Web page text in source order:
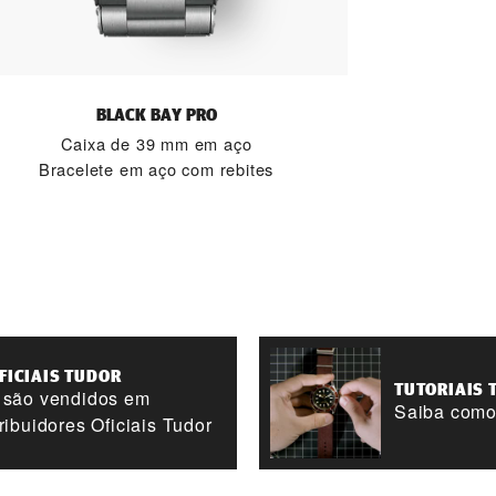
BLACK BAY PRO
Caixa de 39 mm em aço
Bracelete em aço com rebites
TUDOR
vendidos em
Oficiais Tudor
TUTORIAIS
Saiba